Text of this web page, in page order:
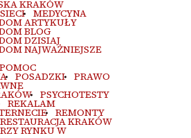
KRAKÓW
MEDYCYNA
ARTYKUŁY
BLOG
DZISIAJ
NAJWAŻNIEJSZE
POMOC
POSADZKI PRAWO
PSYCHOTESTY
REKALAM
REMONTY
RESTAURACJA KRAKÓW
RYNKU W